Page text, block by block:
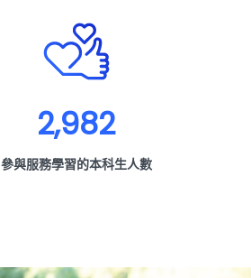
2,982
參與服務學習的本科生人數